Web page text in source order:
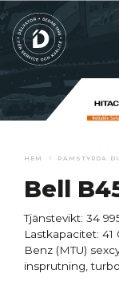
HEM › RAMSTYRDA
Bell
Tjänstevikt: 34
Lastkapacitet:
Benz (MTU)
insprutning,